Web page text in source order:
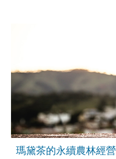
瑪黛茶的永續農林經